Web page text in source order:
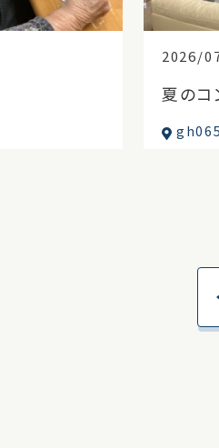
2026/
夏のコ